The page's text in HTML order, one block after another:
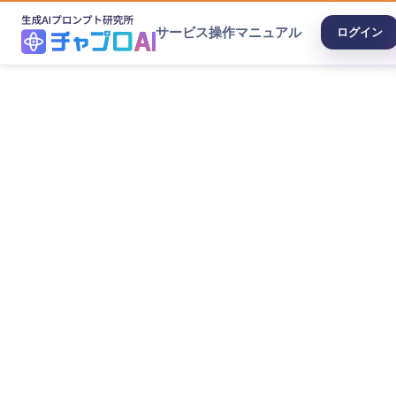
サービス操作マニュアル ログイン